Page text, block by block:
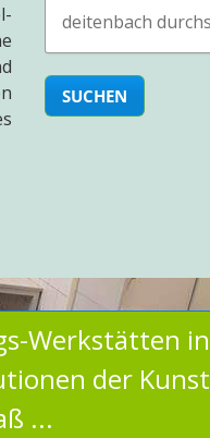
Werkstätten in
der Kunst
...